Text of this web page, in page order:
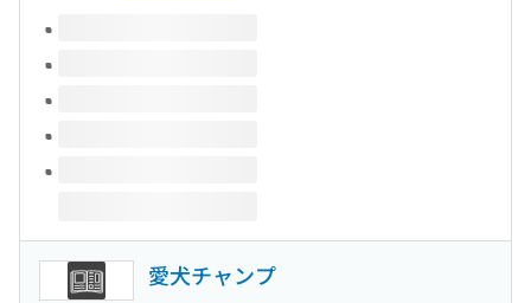
このタイトルの巻号
愛犬チャンプ